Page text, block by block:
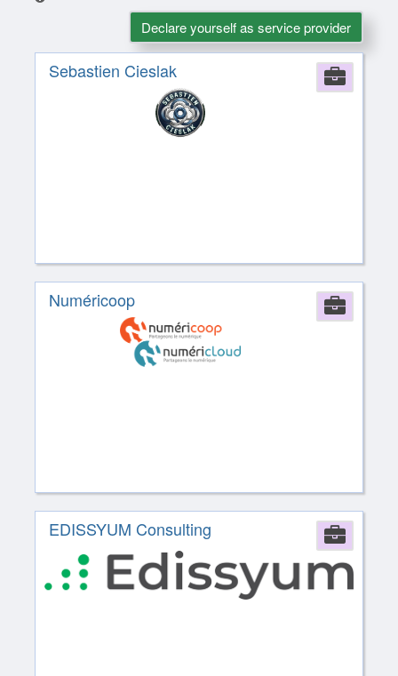
Declare yourself as service provider
Sebastien Cieslak
Numéricoop
EDISSYUM Consulting